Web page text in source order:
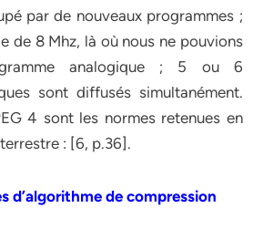
par de nouveaux programmes ;
de 8 Mhz, là où nous ne pouvions
analogique ; 5 ou 6
sont diffusés simultanément.
4 sont les normes retenues en
: [6, p.36].
d’algorithme de compression